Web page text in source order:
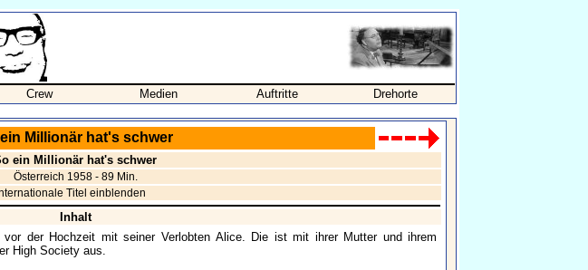
Crew Medien Auftritte Drehorte
Millionär hat's schwer
ein Millionär hat's schwer
Österreich 1958 - 89 Min.
Titel einblenden
Inhalt
der Hochzeit mit seiner Verlobten Alice. Die ist mit ihrer Mutter und ihrem
High Society aus.